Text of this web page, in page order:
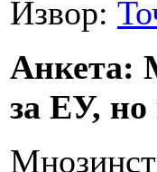
Извор:
Анкета:
за ЕУ, но